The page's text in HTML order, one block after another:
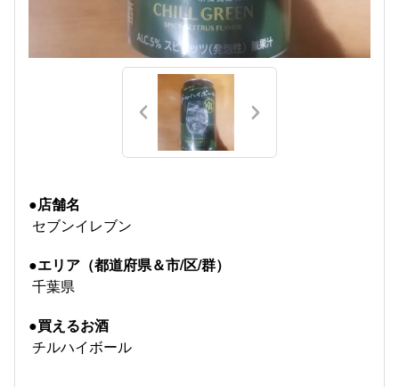
●店舗名
セブンイレブン
●エリア（都道府県＆市/区/群）
千葉県
●買えるお酒
チルハイボール